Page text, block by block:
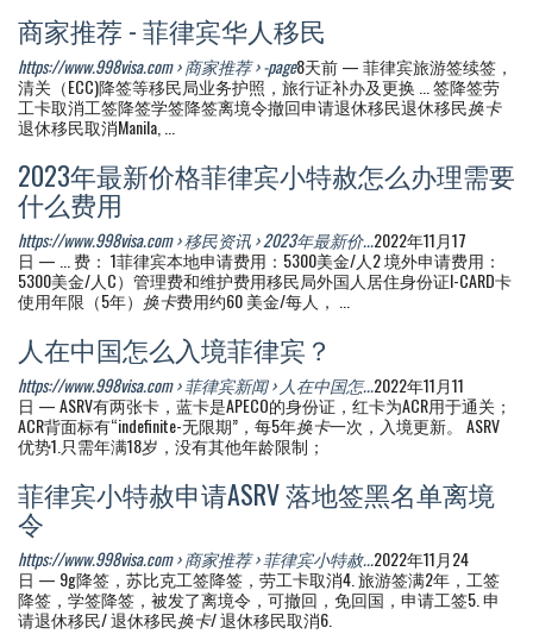
商家推荐 - 菲律宾华人移民
https://www.998visa.com › 商家推荐 › -page8天前 — 菲律宾旅游签续签，
清关（ECC)降签等移民局业务护照，旅行证补办及更换 ... 签降签劳
工卡取消工签降签学签降签离境令撤回申请退休移民退休移民换卡
退休移民取消Manila, ...
2023年最新价格菲律宾小特赦怎么办理需要
什么费用
https://www.998visa.com › 移民资讯 › 2023年最新价...2022年11月17
日 — ... 费： 1菲律宾本地申请费用：5300美金/人2 境外申请费用：
5300美金/人C）管理费和维护费用移民局外国人居住身份证I-CARD卡
使用年限（5年） 换卡费用约60 美金/每人， ...
人在中国怎么入境菲律宾？
https://www.998visa.com › 菲律宾新闻 › 人在中国怎...2022年11月11
日 — ASRV有两张卡，蓝卡是APECO的身份证，红卡为ACR用于通关；
ACR背面标有“indefinite-无限期”，每5年换卡一次，入境更新。 ASRV
优势1.只需年满18岁，没有其他年龄限制；
菲律宾小特赦申请ASRV 落地签黑名单离境
令
https://www.998visa.com › 商家推荐 › 菲律宾小特赦...2022年11月24
日 — 9g降签，苏比克工签降签，劳工卡取消4. 旅游签满2年，工签
降签，学签降签，被发了离境令，可撤回，免回国，申请工签5. 申
请退休移民/ 退休移民换卡/ 退休移民取消6.